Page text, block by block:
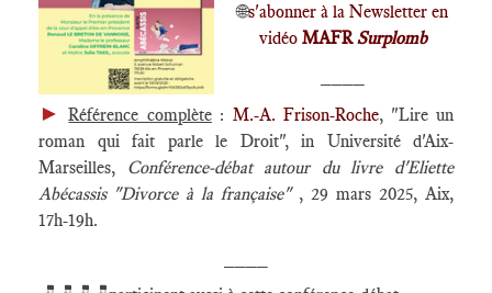
🌐s'abonner à la Newsletter en
vidéoMAFRSurplomb
► Référence complète: M.-A. Frison-Roche, "Lire un
roman qui fait parle le Droit", in Université d'Aix-
Marseilles, Conférence-débat autour du livre d'Eliette
Abécassis "Divorce à la française" , 29 mars 2025, Aix,
17h-19h.